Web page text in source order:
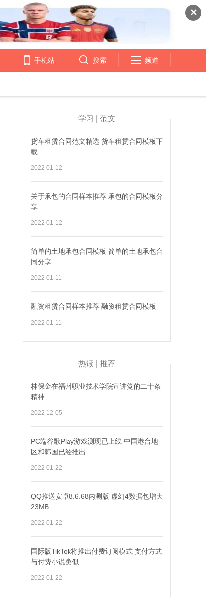
✕
手机站 搜索 频道
学习 | 范文
货车租赁合同范文精选 货车租赁合同模板下
载
2022-01-12
关于承包的合同样本推荐 承包的合同模板分
享
2022-01-12
简单的土地承包合同模板 简单的土地承包合
同分享
2022-01-11
融资租赁合同样本推荐 融资租赁合同模板
2022-01-11
热读 | 推荐
林保金在福州职业技术学院宣讲党的二十条
精神
2022-12-05
PC端谷歌Play游戏测现已上线 中国港台地
区和韩国已经推出
2022-01-22
QQ推送安卓8.6.68内测版 虚幻4数据包增大
23MB
2022-01-22
国际版TikTok将推出付费订阅模式 支付方式
与付费小说类似
2022-01-22